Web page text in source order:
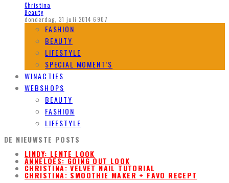
Christina
Beauty
donderdag, 31 juli 2014 6907
FASHION
BEAUTY
LIFESTYLE
SPECIAL MOMENT’S
WINACTIES
WEBSHOPS
BEAUTY
FASHION
LIFESTYLE
DE NIEUWSTE POSTS
LINDY: LENTE LOOK
ANNELOES: GOING OUT LOOK
CHRISTINA: VELVET NAIL TUTORIAL
CHRISTINA: SMOOTHIE MAKER + FAVO RECEPT